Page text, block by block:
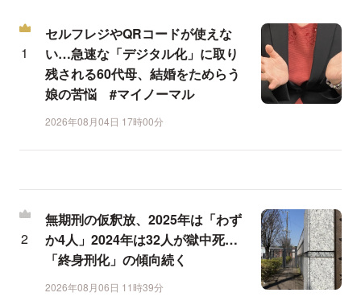
セルフレジやQRコードが使えな
い…急速な「デジタル化」に取り
残される60代母、結婚をためらう
娘の苦悩 #マイノーマル
2026年08月04日 17時00分
無期刑の仮釈放、2025年は「わず
か4人」2024年は32人が獄中死…
「終身刑化」の傾向続く
2026年08月06日 11時39分